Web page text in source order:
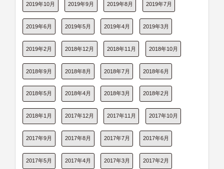
2019年10月 2019年9月 2019年8月 2019年7月
2019年6月 2019年5月 2019年4月 2019年3月
2019年2月 2018年12月 2018年11月 2018年10月
2018年9月 2018年8月 2018年7月 2018年6月
2018年5月 2018年4月 2018年3月 2018年2月
2018年1月 2017年12月 2017年11月 2017年10月
2017年9月 2017年8月 2017年7月 2017年6月
2017年5月 2017年4月 2017年3月 2017年2月